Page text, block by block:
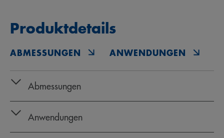
Produktdetails
ABMESSUNGEN ANWENDUNGEN
Abmessungen
Anwendungen